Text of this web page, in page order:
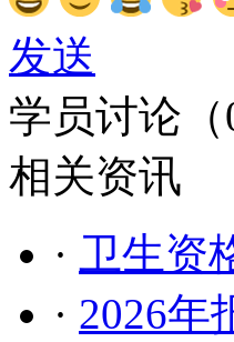
发送
学员讨论（
相关资讯
· 卫生资
· 2026年